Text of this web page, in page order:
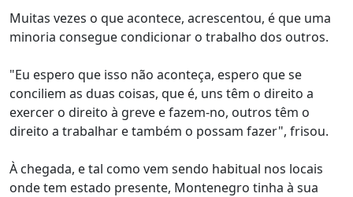
Muitas vezes o que acontece, acrescentou, é que uma
minoria consegue condicionar o trabalho dos outros.
"Eu espero que isso não aconteça, espero que se
conciliem as duas coisas, que é, uns têm o direito a
exercer o direito à greve e fazem-no, outros têm o
direito a trabalhar e também o possam fazer", frisou.
À chegada, e tal como vem sendo habitual nos locais
onde tem estado presente, Montenegro tinha à sua